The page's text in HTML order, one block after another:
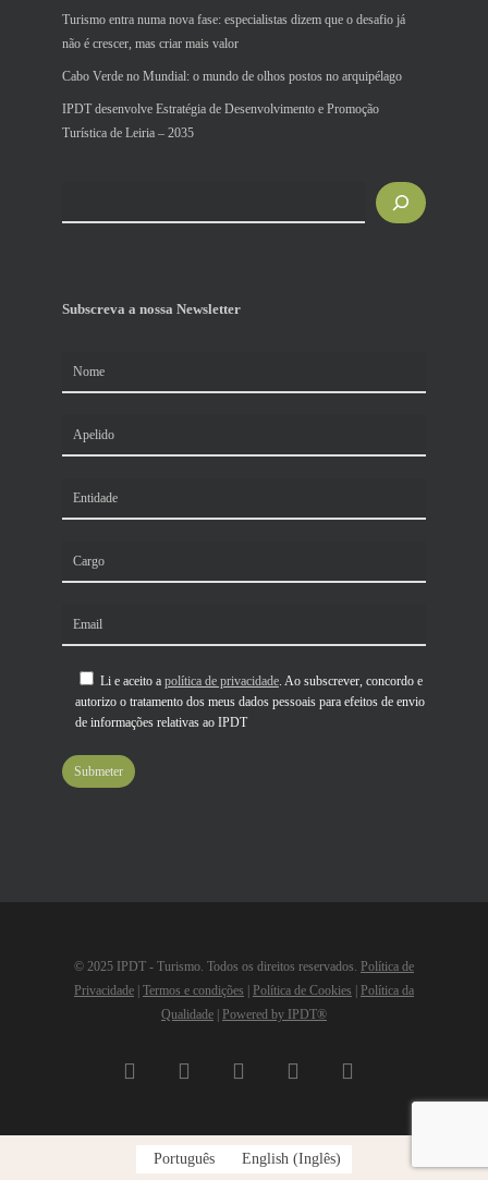
Turismo entra numa nova fase: especialistas dizem que o desafio já
não é crescer, mas criar mais valor
Cabo Verde no Mundial: o mundo de olhos postos no arquipélago
IPDT desenvolve Estratégia de Desenvolvimento e Promoção
Turística de Leiria – 2035
Subscreva a nossa Newsletter
Li e aceito a política de privacidade. Ao subscrever, concordo e
autorizo o tratamento dos meus dados pessoais para efeitos de envio
de informações relativas ao IPDT
© 2025 IPDT - Turismo. Todos os direitos reservados. Política de
Privacidade| Termos e condições Política de Cookies
Política da
Qualidade| Powered by IPDT®
facebook linkedin youtube instagram email
Português English (Inglês)